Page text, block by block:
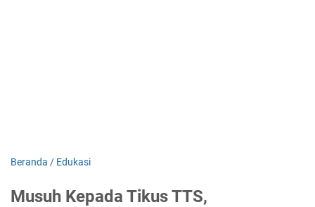
Beranda / Edukasi
Musuh Kepada Tikus TTS,